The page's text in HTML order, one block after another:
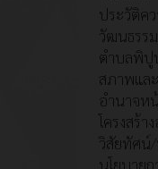
ประวัติค
วัฒนธรร
ตำบลพิปู
สภาพแล
อำนาจห
โครงสร้า
วิสัยทัศน์
นโยบาย